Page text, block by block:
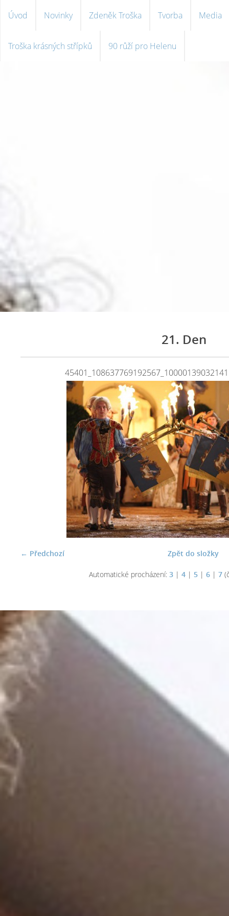
Úvod Novinky Zdeněk Troška Tvorba Media
Troška krásných střípků 90 růží pro Helenu
21. Den
← Předchozí Zpět do složky
Automatické procházení: 3| 4| 5| 6| 7